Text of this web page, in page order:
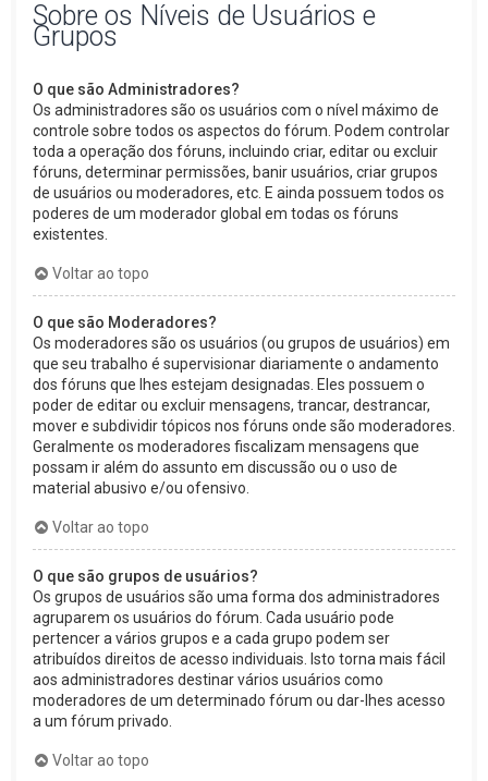
Sobre os Níveis de Usuários e
Grupos
O que são Administradores?
Os administradores são os usuários com o nível máximo de
controle sobre todos os aspectos do fórum. Podem controlar
toda a operação dos fóruns, incluindo criar, editar ou excluir
fóruns, determinar permissões, banir usuários, criar grupos
de usuários ou moderadores, etc. E ainda possuem todos os
poderes de um moderador global em todas os fóruns
existentes.
Voltar ao topo
O que são Moderadores?
Os moderadores são os usuários (ou grupos de usuários) em
que seu trabalho é supervisionar diariamente o andamento
dos fóruns que lhes estejam designadas. Eles possuem o
poder de editar ou excluir mensagens, trancar, destrancar,
mover e subdividir tópicos nos fóruns onde são moderadores.
Geralmente os moderadores fiscalizam mensagens que
possam ir além do assunto em discussão ou o uso de
material abusivo e/ou ofensivo.
Voltar ao topo
O que são grupos de usuários?
Os grupos de usuários são uma forma dos administradores
agruparem os usuários do fórum. Cada usuário pode
pertencer a vários grupos e a cada grupo podem ser
atribuídos direitos de acesso individuais. Isto torna mais fácil
aos administradores destinar vários usuários como
moderadores de um determinado fórum ou dar-lhes acesso
a um fórum privado.
Voltar ao topo